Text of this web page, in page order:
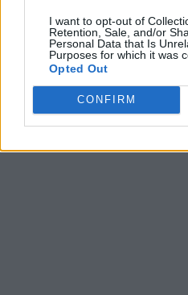
I want to opt-out of
Retention, Sale, and/or
Personal Data that Is
Purposes for which it was
Opted Out
CONFIRM
Ultime ricerche:
tagli,mask+,emare,
Ob&am,four ,a+s+s
,Romss,Damoi,Iecvh